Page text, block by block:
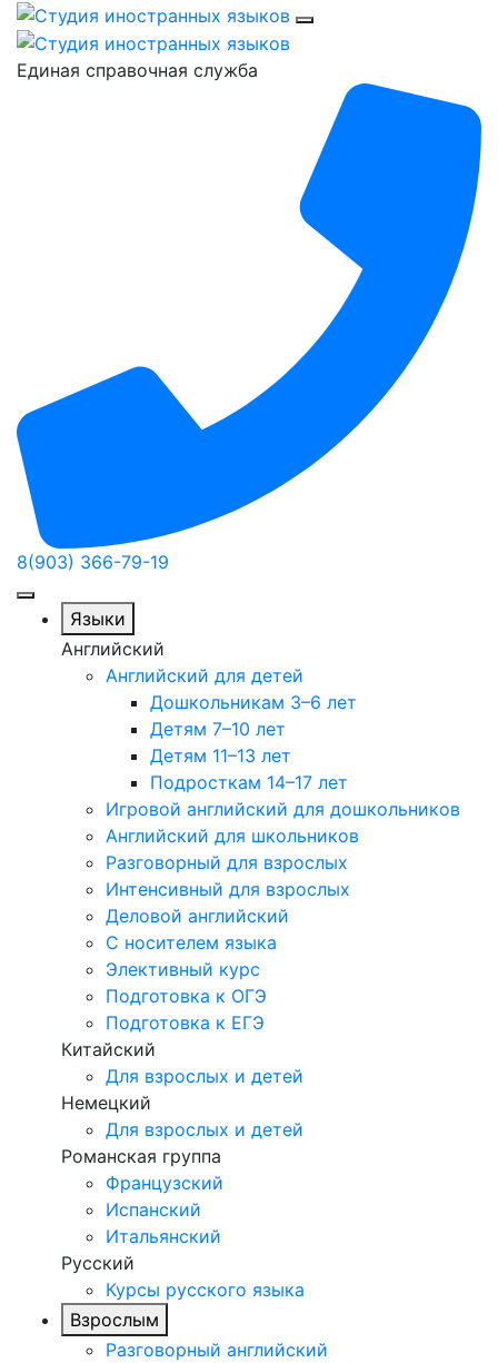
Единая справочная служба
8(903) 366-79-19
Языки
Английский
Английский для детей
Дошкольникам 3–6 лет
Детям 7–10 лет
Детям 11–13 лет
Подросткам 14–17 лет
Игровой английский для дошкольников
Английский для школьников
Разговорный для взрослых
Интенсивный для взрослых
Деловой английский
С носителем языка
Элективный курс
Подготовка к ОГЭ
Подготовка к ЕГЭ
Китайский
Для взрослых и детей
Немецкий
Для взрослых и детей
Романская группа
Французский
Испанский
Итальянский
Русский
Курсы русского языка
Взрослым
Разговорный английский